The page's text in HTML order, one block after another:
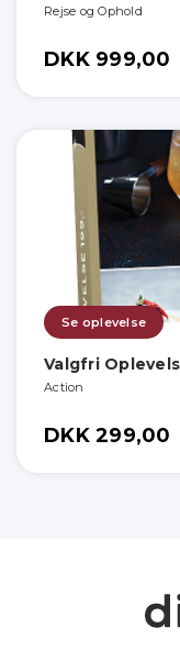
Rejse og Ophold
DKK 999,00
Se oplevelse
Valgfri
Action
DKK 299,00